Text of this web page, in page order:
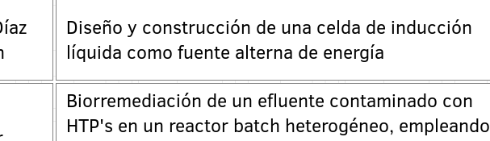
Diseño y construcción de una celda de inducción
líquida como fuente alterna de energía
Biorremediación de un efluente contaminado con
HTP's en un reactor batch heterogéneo, empleando